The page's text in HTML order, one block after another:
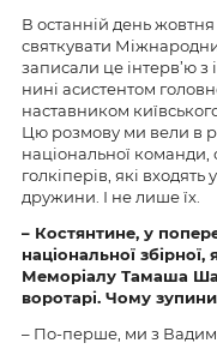
В останній день
святкувати
записали це інтерв’ю
нині асистентом
наставником
Цю розмову ми вели в
національної
голкіперів, які
дружини. І не лише їх.
– Костянтине, у
національної
Меморіалу Тамаша
воротарі. Чому
– По-перше, ми з